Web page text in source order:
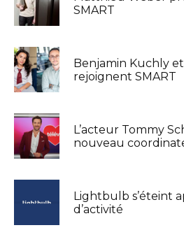
SMART
Benjamin Kuchly
rejoignent SMART
L’acteur Tommy
nouveau
Lightbulb s’éteint
d’activité